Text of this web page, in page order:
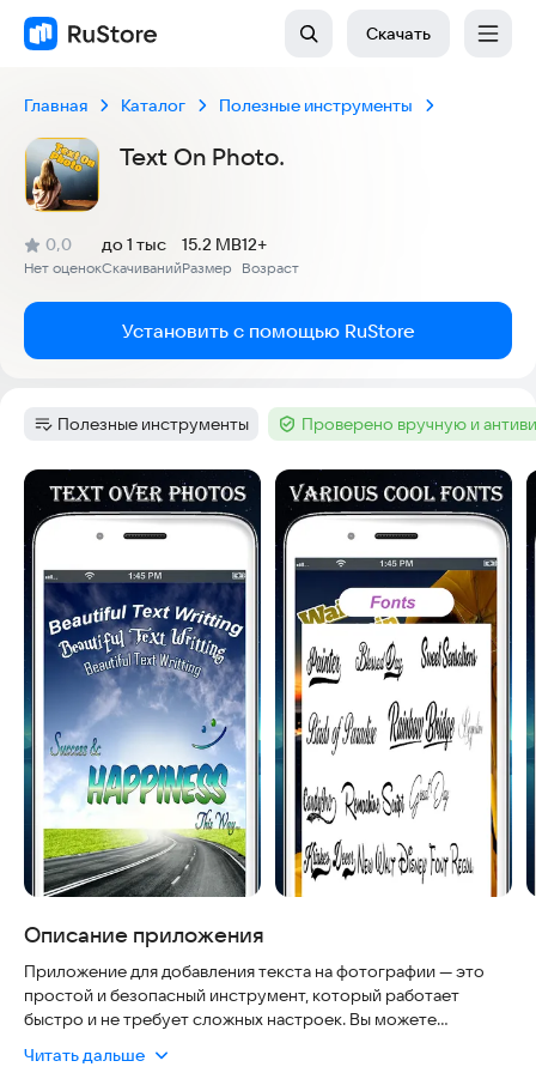
Скачать
Главная Каталог Полезные инструменты
Text On Photo.
Рейтинг:
0,0
(
Нет оценок
)
Скачиваний
до 1 тыс
Размер
15.2 MB
Возраст
12+
Установить с помощью RuStore
Категория:
Полезные инструменты Тег :Проверено вручную и
Скриншоты
Описание приложения
Приложение для добавления текста на фотографии — это
простой и безопасный инструмент, который работает
быстро и не требует сложных настроек. Вы можете
цитаты и многое другое, чтобы делиться ими с друзьями и
Читать дальше